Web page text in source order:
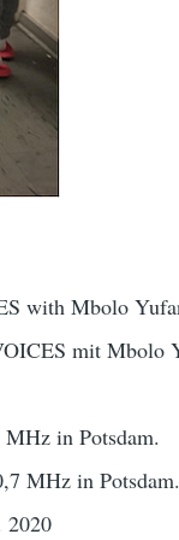
with Mbolo
mit Mbolo
in Potsdam.
MHz in Potsdam.
2020